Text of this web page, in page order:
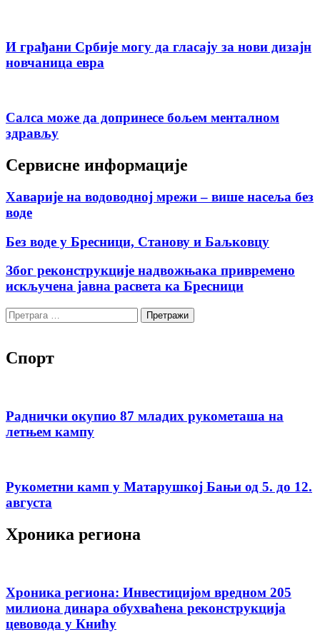
И грађани Србије могу да гласају за нови дизајн
новчаница евра
Салса може да допринесе бољем менталном
здрављу
Сервисне информације
Хаварије на водоводној мрежи – више насеља без
воде
Без воде у Бресници, Станову и Баљковцу
Због реконструкције надвожњака привремено
искључена јавна расвета ка Бресници
Претрага
за:
Спорт
Раднички окупио 87 младих рукометаша на
летњем кампу
Рукометни камп у Матарушкој Бањи од 5. до 12.
августа
Хроника региона
Хроника региона: Инвестицијом вредном 205
милиона динара обухваћена реконструкција
цевовода у Книћу